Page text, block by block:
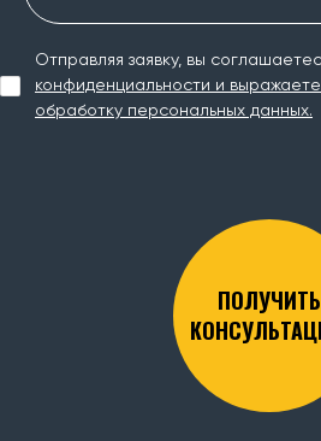
Отправляя заявку, вы
конфиденциальности и
обработку персональных данных.
ПОЛУЧИТЬ